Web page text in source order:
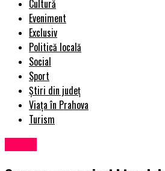
Cultură
Eveniment
Exclusiv
Politică locală
Social
Sport
Știri din județ
Viața în Prahova
Turism